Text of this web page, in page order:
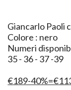
Giancarlo Paoli
Colore : nero
Numeri
35 - 36 - 37 -39
€189-